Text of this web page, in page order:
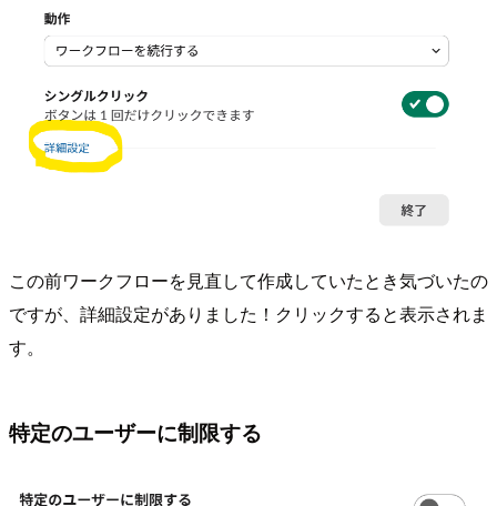
この前ワークフローを見直して作成していたとき気づいたの
ですが、詳細設定がありました！クリックすると表示されま
す。
特定のユーザーに制限する